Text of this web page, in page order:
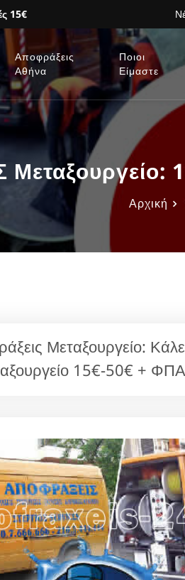
15€
Αποφράξεις
Αθήνα
Ποιοι
Είμαστε
Αρχική
Μεταξουργείο:
15€-50€ +